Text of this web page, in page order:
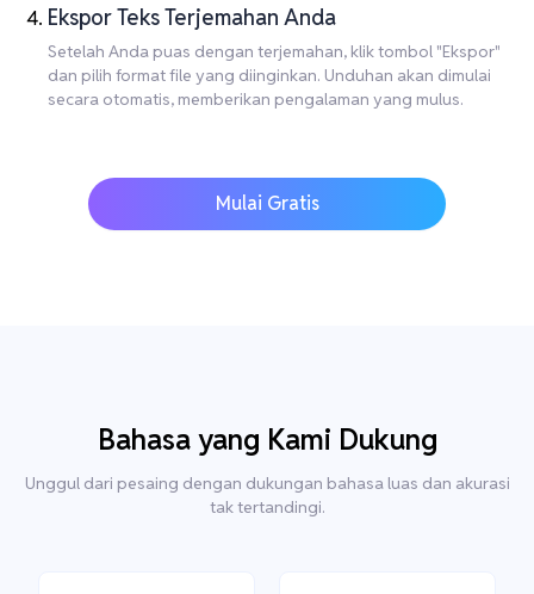
Ekspor Teks Terjemahan Anda
Setelah Anda puas dengan terjemahan, klik tombol "Ekspor"
dan pilih format file yang diinginkan. Unduhan akan dimulai
secara otomatis, memberikan pengalaman yang mulus.
Mulai Gratis
Bahasa yang Kami Dukung
Unggul dari pesaing dengan dukungan bahasa luas dan akurasi
tak tertandingi.